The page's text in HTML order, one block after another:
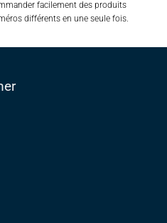
facilement des produits
différents en une seule fois.